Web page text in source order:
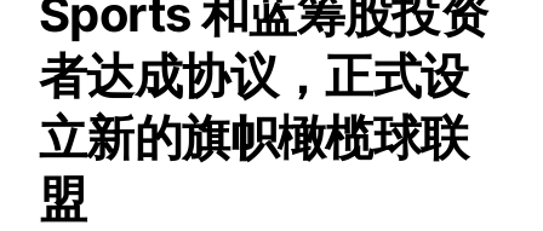
Sports 和蓝筹股投资
者达成协议，正式设
立新的旗帜橄榄球联
盟